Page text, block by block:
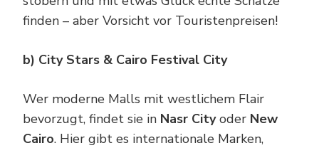
finden – aber Vorsicht vor Touristenpreisen!
b) City Stars & Cairo Festival City
Wer moderne Malls mit westlichem Flair
bevorzugt, findet sie in Nasr Cityoder New
Cairo. Hier gibt es internationale Marken,